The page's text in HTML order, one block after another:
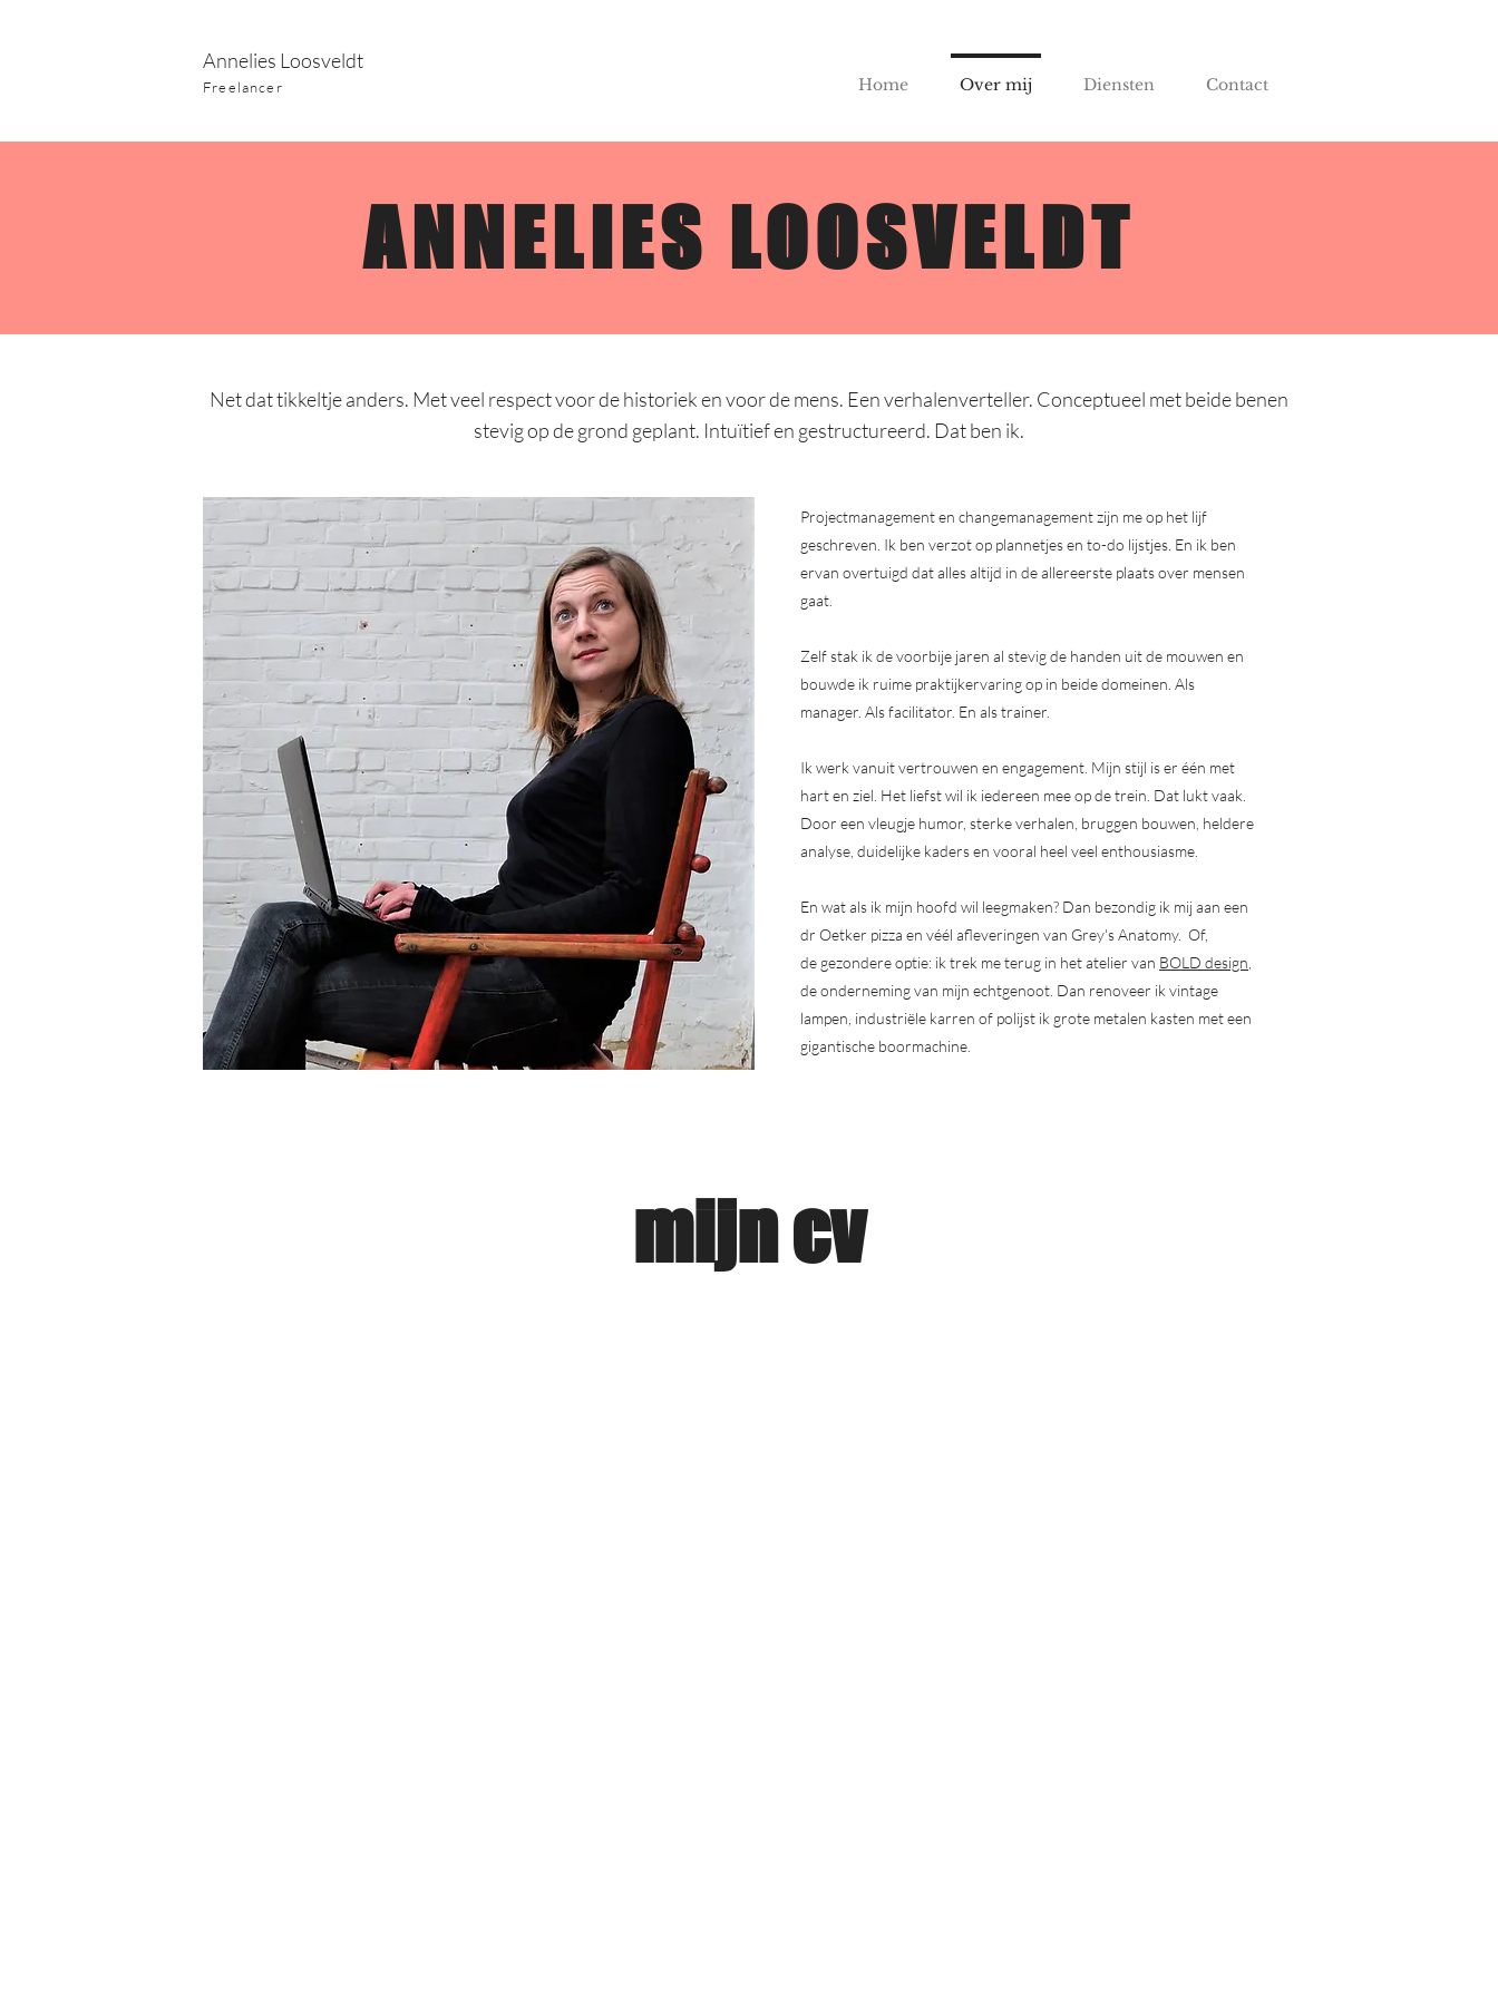
Annelies Loosveldt
Freelancer Home Over mij Diensten Contact
ANNELIES LOOSVELDT
Net dat tikkeltje anders. Met veel respect voor de historiek en voor de mens. Een verhalenverteller. Conceptueel met beide benen
stevig op de grond geplant. Intuïtief en gestructureerd. Dat ben ik.
Projectmanagement en changemanagement zijn me op het lijf
geschreven. Ik ben verzot op plannetjes en to-do lijstjes. En ik ben
ervan overtuigd dat alles altijd in de allereerste plaats over mensen
gaat.
Zelf stak ik de voorbije jaren al stevig de handen uit de mouwen en
bouwde ik ruime praktijkervaring op in beide domeinen. Als
manager. Als facilitator. En als trainer.
Ik werk vanuit vertrouwen en engagement. Mijn stijl is er één met
hart en ziel. Het liefst wil ik iedereen mee op de trein. Dat lukt vaak.
Door een vleugje humor, sterke verhalen, bruggen bouwen, heldere
analyse, duidelijke kaders en vooral heel veel enthousiasme.
En wat als ik mijn hoofd wil leegmaken? Dan bezondig ik mij aan een
dr Oetker pizza en véél afleveringen van Grey's Anatomy. Of,
de gezondere optie: ik trek me terug in het atelier van BOLD design
de onderneming van mijn echtgenoot. Dan renoveer ik vintage
lampen, industriële karren of polijst ik grote metalen kasten met een
gigantische boormachine.
mijn cv